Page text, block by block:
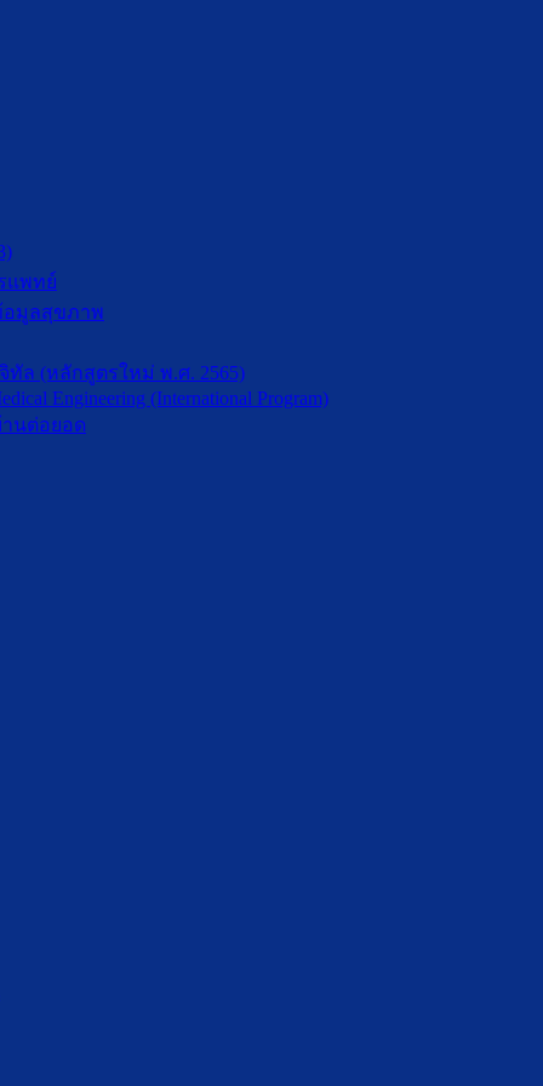
แพทย์
อมูลสุขภาพ
ล (หลักสูตรใหม่ พ.ศ. 2565)
Engineering (International Program)
นต่อยอด